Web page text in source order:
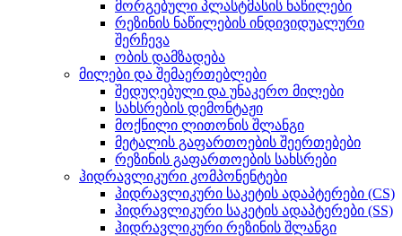
მორგებული პლასტმასის ნაწილები
რეზინის ნაწილების ინდივიდუალური
შერჩევა
ობის დამზადება
მილები და შემაერთებლები
შედუღებული და უნაკერო მილები
სახსრების დემონტაჟი
მოქნილი ლითონის შლანგი
მეტალის გაფართოების შეერთებები
რეზინის გაფართოების სახსრები
ჰიდრავლიკური კომპონენტები
ჰიდრავლიკური საკეტის ადაპტერები (CS)
ჰიდრავლიკური საკეტის ადაპტერები (SS)
ჰიდრავლიკური რეზინის შლანგი